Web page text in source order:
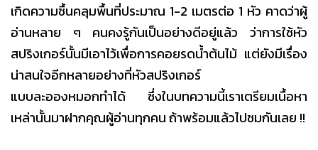
เกิดความชื้นคลุมพื้นที่ประมาณ 1-2 เมตรต่อ 1 หัว คาดว่าผู้
อ่านหลาย ๆ คนคงรู้กันเป็นอย่างดีอยู่แล้ว ว่าการใช้หัว
สปริงเกอร์นั้นมีเอาไว้เพื่อการคอยรดน้ำต้นไม้ แต่ยังมีเรื่อง
น่าสนใจอีกหลายอย่างที่หัวสปริงเกอร์
แบบละอองหมอกทำได้ ซึ่งในบทความนี้เราเตรียมเนื้อหา
เหล่านั้นมาฝากคุณผู้อ่านทุกคน ถ้าพร้อมแล้วไปชมกันเลย !!